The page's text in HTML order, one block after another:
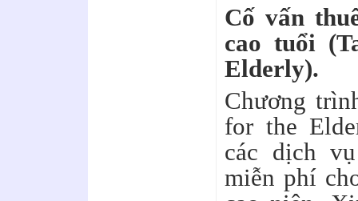
Cố vấn
cao tuổi
Elderly).
Chương
for the
các dịch
miễn phí